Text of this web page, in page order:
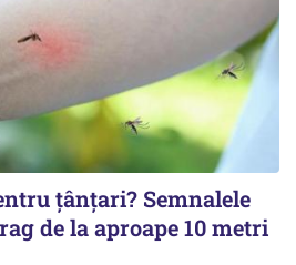
țânțari? Semnalele
de la aproape 10 metri